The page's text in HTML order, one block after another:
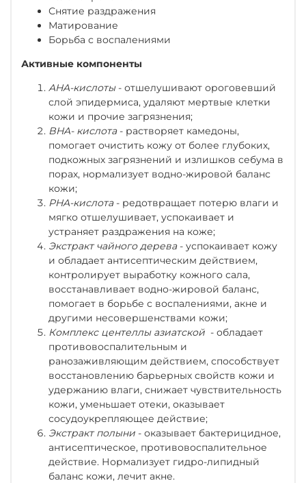
Снятие раздражения
Матирование
Борьба с воспалениями
Активные компоненты
AHA-кислоты - отшелушивают ороговевший
слой эпидермиса, удаляют мертвые клетки
кожи и прочие загрязнения;
BHA- кислота - растворяет камедоны,
помогает очистить кожу от более глубоких,
подкожных загрязнений и излишков себума в
порах, нормализует водно-жировой баланс
кожи;
PHA-кислота - редотвращает потерю влаги и
мягко отшелушивает, успокаивает и
устраняет раздражения на коже;
Экстракт чайного дерева - успокаивает кожу
и обладает антисептическим действием,
контролирует выработку кожного сала,
восстанавливает водно-жировой баланс,
помогает в борьбе с воспалениями, акне и
другими несовершенствами кожи;
Комплекс центеллы азиатской - обладает
противовоспалительным и
ранозаживляющим действием, способствует
восстановлению барьерных свойств кожи и
удержанию влаги, снижает чувствительность
кожи, уменьшает отеки, оказывает
сосудоукрепляющее действие;
Экстракт полыни - оказывает бактерицидное,
антисептическое, противовоспалительное
действие. Нормализует гидро-липидный
баланс кожи, лечит акне.